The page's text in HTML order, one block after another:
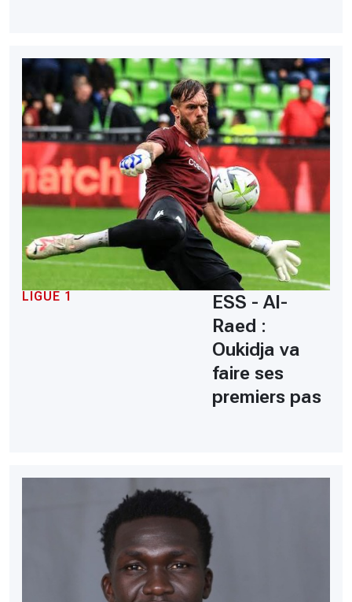
LIGUE 1
ESS - Al-
Raed :
Oukidja va
faire ses
premiers pas